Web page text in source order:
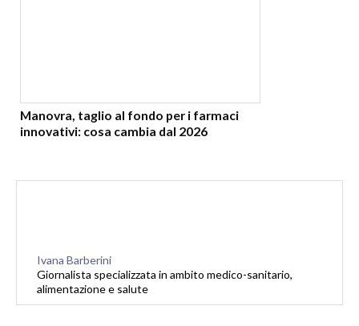
Manovra, taglio al fondo per i farmaci
innovativi: cosa cambia dal 2026
Ivana Barberini
Giornalista specializzata in ambito medico-sanitario,
alimentazione e salute